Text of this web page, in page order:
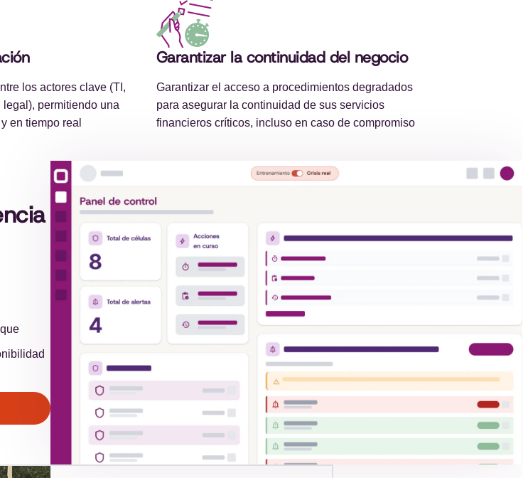
los actores clave (TI,
permitiendo una
en tiempo real
Garantizar la continuidad del negocio
Garantizar el acceso a procedimientos degradados
para asegurar la continuidad de sus servicios
financieros críticos, incluso en caso de compromiso